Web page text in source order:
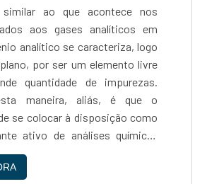
similar ao que acontece nos
aos gases analíticos em
analítico se caracteriza, logo
por ser um elemento livre
quantidade de impurezas.
maneira, aliás, é que o
se colocar à disposição como
ativo de análises químico-
variados segmentos
indústrias diversas. Ao lado do